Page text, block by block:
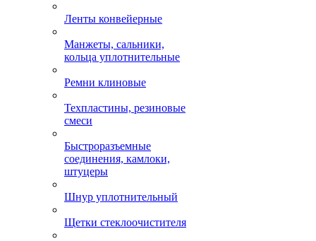
Ленты конвейерные
Манжеты, сальники,
кольца уплотнительные
Ремни клиновые
Техпластины, резиновые
смеси
Быстроразъемные
соединения, камлоки,
штуцеры
Шнур уплотнительный
Щетки стеклоочистителя